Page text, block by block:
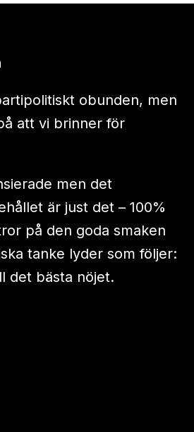
obunden, men
att vi brinner för
men det
är just det – 100%
på den goda smaken
tanke lyder som följer:
det bästa nöjet.